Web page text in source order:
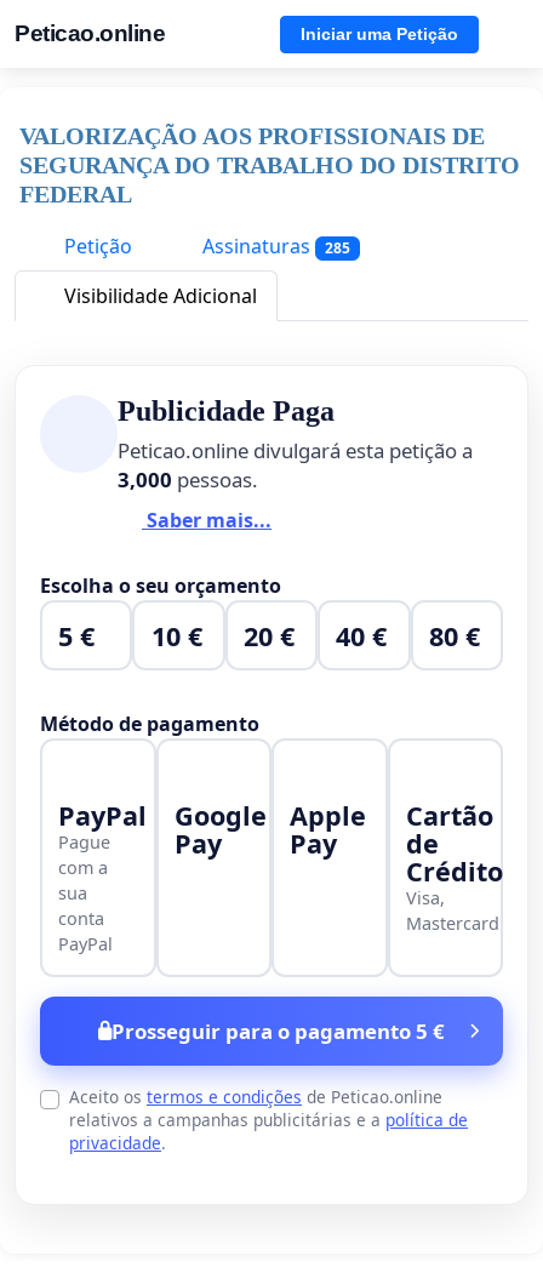
Peticao.online Iniciar uma Petição
VALORIZAÇÃO AOS PROFISSIONAIS DE
SEGURANÇA DO TRABALHO DO DISTRITO
FEDERAL
Petição
Assinaturas 285
Visibilidade Adicional
Publicidade Paga
Peticao.online divulgará esta petição a
3,000 pessoas.
Saber mais...
Escolha o seu orçamento
5 € 10 € 20 € 40 € 80 €
Método de pagamento
PayPal
Pague
com a
sua
conta
PayPal
Google
Pay
Apple
Pay
Cartão
de
Crédito
Visa,
Mastercard
Prosseguir para o pagamento 5 €
Aceito os termos e condições de Peticao.online
relativos a campanhas publicitárias e a política de
privacidade.